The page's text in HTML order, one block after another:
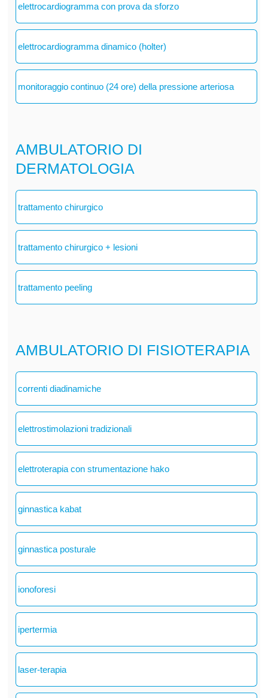
elettrocardiogramma con prova da sforzo
elettrocardiogramma dinamico (holter)
monitoraggio continuo (24 ore) della pressione arteriosa
AMBULATORIO DI
DERMATOLOGIA
trattamento chirurgico
trattamento chirurgico + lesioni
trattamento peeling
AMBULATORIO DI FISIOTERAPIA
correnti diadinamiche
elettrostimolazioni tradizionali
elettroterapia con strumentazione hako
ginnastica kabat
ginnastica posturale
ionoforesi
ipertermia
laser-terapia